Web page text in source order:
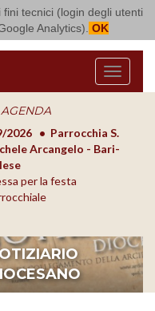
tecnici (login degli utenti
Analytics). OK
Bitonto
Menu
2026
Parrocchia S.
Arcangelo - Bari-
per la festa